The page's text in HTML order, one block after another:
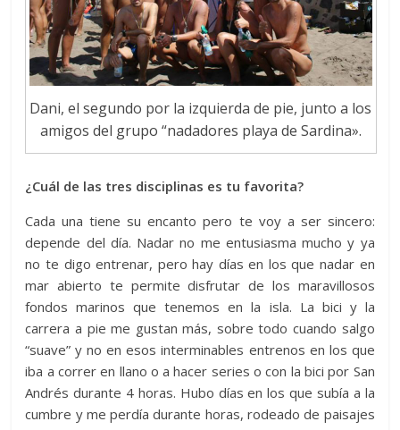
Dani, el segundo por la izquierda de pie, junto a los
amigos del grupo “nadadores playa de Sardina».
¿Cuál de las tres disciplinas es tu favorita?
Cada una tiene su encanto pero te voy a ser sincero:
depende del día. Nadar no me entusiasma mucho y ya
no te digo entrenar, pero hay días en los que nadar en
mar abierto te permite disfrutar de los maravillosos
fondos marinos que tenemos en la isla. La bici y la
carrera a pie me gustan más, sobre todo cuando salgo
“suave” y no en esos interminables entrenos en los que
iba a correr en llano o a hacer series o con la bici por San
Andrés durante 4 horas. Hubo días en los que subía a la
cumbre y me perdía durante horas, rodeado de paisajes